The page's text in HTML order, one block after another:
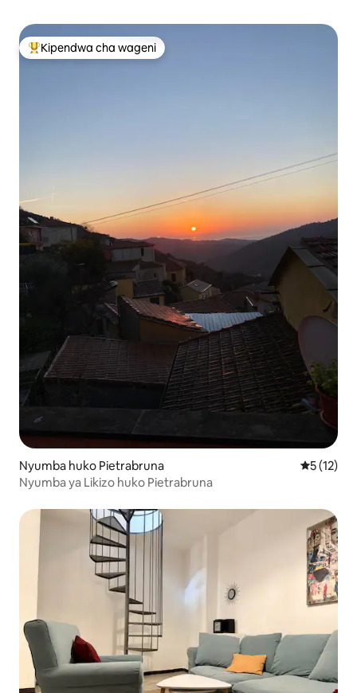
Kipendwa maarufu cha wageni
Kipendwa cha wageni
Nyumba huko Pietrabruna Ukadiriaji
5 (12)
Nyumba ya Likizo huko Pietrabruna